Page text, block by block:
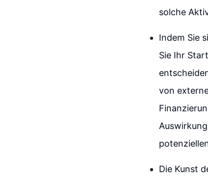
solche
Indem Sie
Sie Ihr
von
Die Kunst